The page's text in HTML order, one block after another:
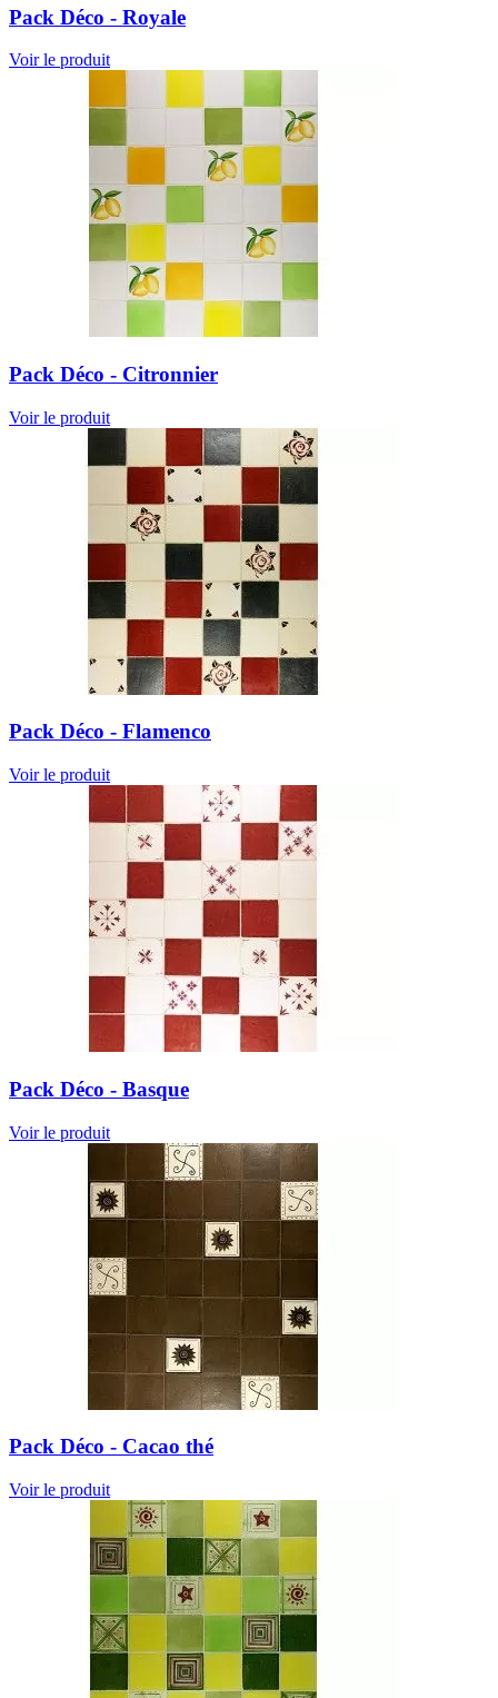
Pack Déco - Royale
Voir le produit
Pack Déco - Citronnier
Voir le produit
Pack Déco - Flamenco
Voir le produit
Pack Déco - Basque
Voir le produit
Pack Déco - Cacao thé
Voir le produit